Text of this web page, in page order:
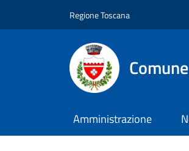
Regione Toscana
Amministrazione